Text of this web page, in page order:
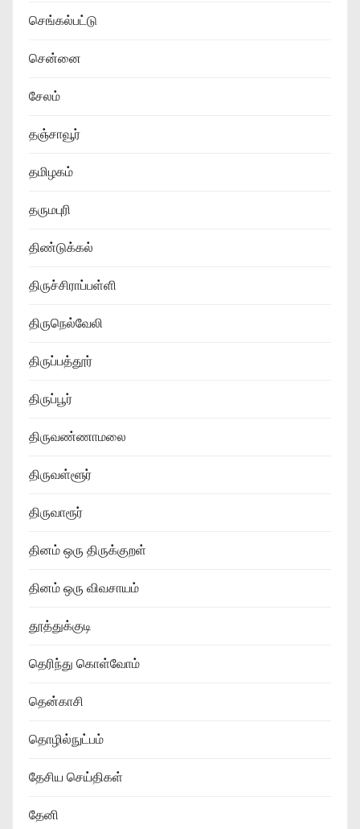
செங்கல்பட்டு
சென்னை
சேலம்
தஞ்சாவூர்
தமிழகம்
தருமபுரி
திண்டுக்கல்
திருச்சிராப்பள்ளி
திருநெல்வேலி
திருப்பத்தூர்
திருப்பூர்
திருவண்ணாமலை
திருவள்ளூர்
திருவாரூர்
தினம் ஒரு திருக்குறள்
தினம் ஒரு விவசாயம்
தூத்துக்குடி
தெரிந்து கொள்வோம்
தென்காசி
தொழில்நுட்பம்
தேசிய செய்திகள்
தேனி